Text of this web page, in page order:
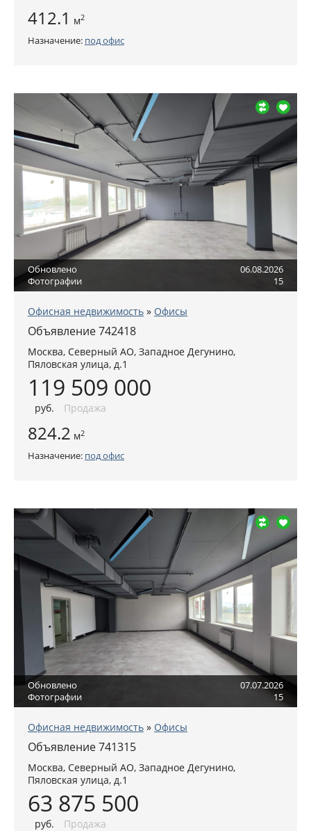
412.1 м2
Назначение: под офис
Обновлено
06.08.2026
Фотографии
15
Офисная недвижимость » Офисы
Объявление 742418
Москва, Северный АО, Западное Дегунино,
Пяловская улица, д.1
119 509 000
руб. Продажа
824.2 м2
Назначение: под офис
Обновлено
07.07.2026
Фотографии
15
Офисная недвижимость » Офисы
Объявление 741315
Москва, Северный АО, Западное Дегунино,
Пяловская улица, д.1
63 875 500
руб. Продажа